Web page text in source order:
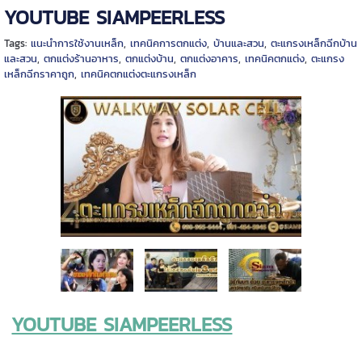
YOUTUBE SIAMPEERLESS
Tags: แนะนำการใช้งานเหล็ก, เทคนิคการตกแต่ง, บ้านและสวน, ตะแกรงเหล็กฉีกบ้าน
และสวน, ตกแต่งร้านอาหาร, ตกแต่งบ้าน, ตกแต่งอาคาร, เทคนิคตกแต่ง, ตะแกรง
เหล็กฉีกราคาถูก, เทคนิคตกแต่งตะแกรงเหล็ก
YOUTUBE SIAMPEERLESS